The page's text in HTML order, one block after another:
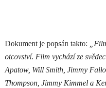
Dokument je popsán takto:
otcovství. Film vychází ze
Apatow, Will Smith, Jimmy
Thompson, Jimmy Kimmel a